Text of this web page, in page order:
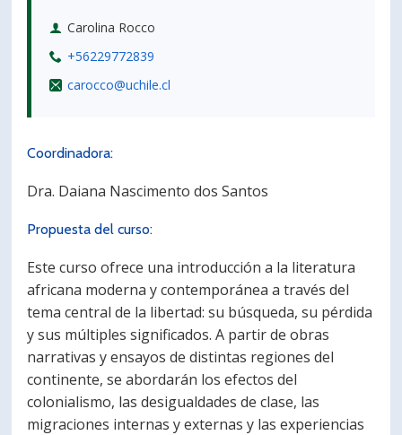
Carolina Rocco
+56229772839
carocco@uchile.cl
Coordinadora:
Dra. Daiana Nascimento dos Santos
Propuesta del curso:
Este curso ofrece una introducción a la literatura
africana moderna y contemporánea a través del
tema central de la libertad: su búsqueda, su pérdida
y sus múltiples significados. A partir de obras
narrativas y ensayos de distintas regiones del
continente, se abordarán los efectos del
colonialismo, las desigualdades de clase, las
migraciones internas y externas y las experiencias